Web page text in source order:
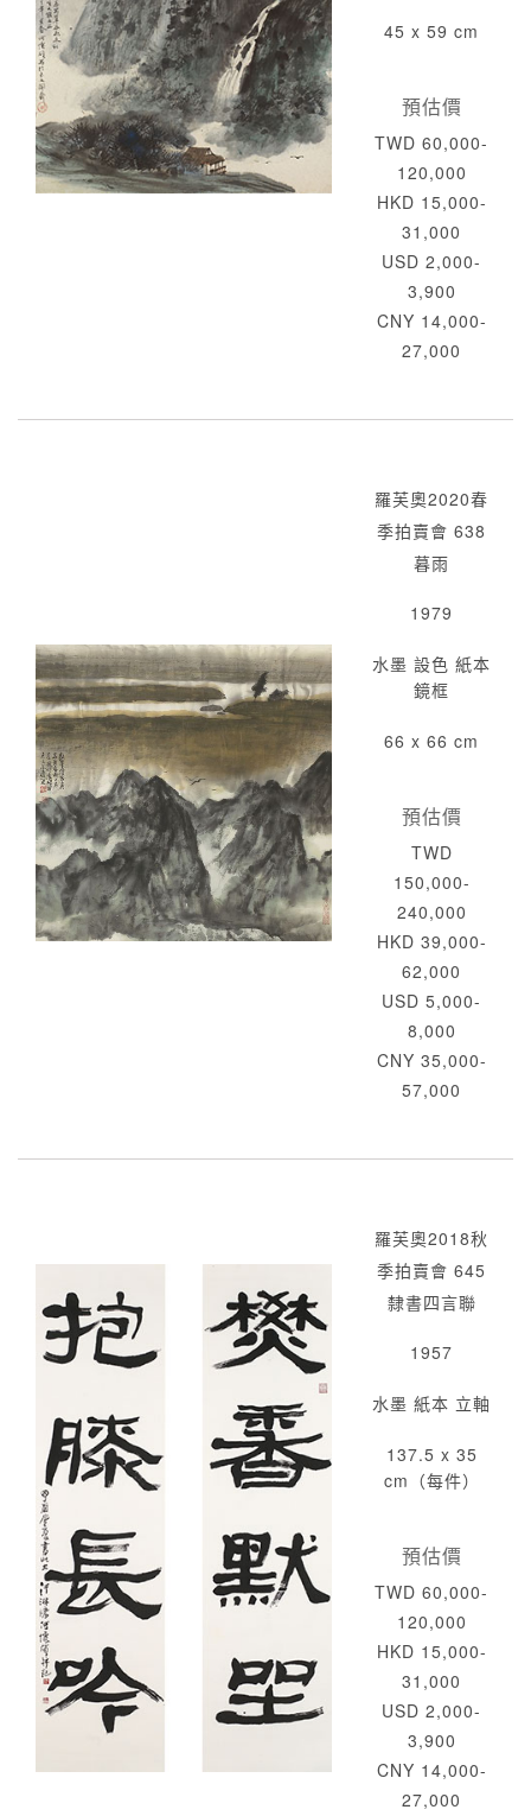
45 x 59 cm
預估價
TWD 60,000-
120,000
HKD 15,000-
31,000
USD 2,000-
3,900
CNY 14,000-
27,000
羅芙奧2020春
季拍賣會 638
暮雨
1979
水墨 設色 紙本
鏡框
66 x 66 cm
預估價
TWD
150,000-
240,000
HKD 39,000-
62,000
USD 5,000-
8,000
CNY 35,000-
57,000
羅芙奧2018秋
季拍賣會 645
隸書四言聯
1957
水墨 紙本 立軸
137.5 x 35
cm（每件）
預估價
TWD 60,000-
120,000
HKD 15,000-
31,000
USD 2,000-
3,900
CNY 14,000-
27,000